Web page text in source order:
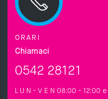
ORARI
Chiamaci
0542 28121
L U N - V E N 08:00 - 12:00 e